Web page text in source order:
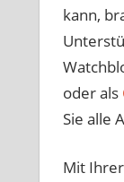
kann,
oder als
Sie alle
Mit